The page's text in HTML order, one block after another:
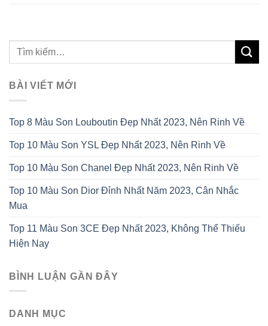
BÀI VIẾT MỚI
Top 8 Màu Son Louboutin Đẹp Nhất 2023, Nên Rinh Về
Top 10 Màu Son YSL Đẹp Nhất 2023, Nên Rinh Về
Top 10 Màu Son Chanel Đẹp Nhất 2023, Nên Rinh Về
Top 10 Màu Son Dior Đỉnh Nhất Năm 2023, Cân Nhắc
Mua
Top 11 Màu Son 3CE Đẹp Nhất 2023, Không Thể Thiếu
Hiện Nay
BÌNH LUẬN GẦN ĐÂY
DANH MỤC